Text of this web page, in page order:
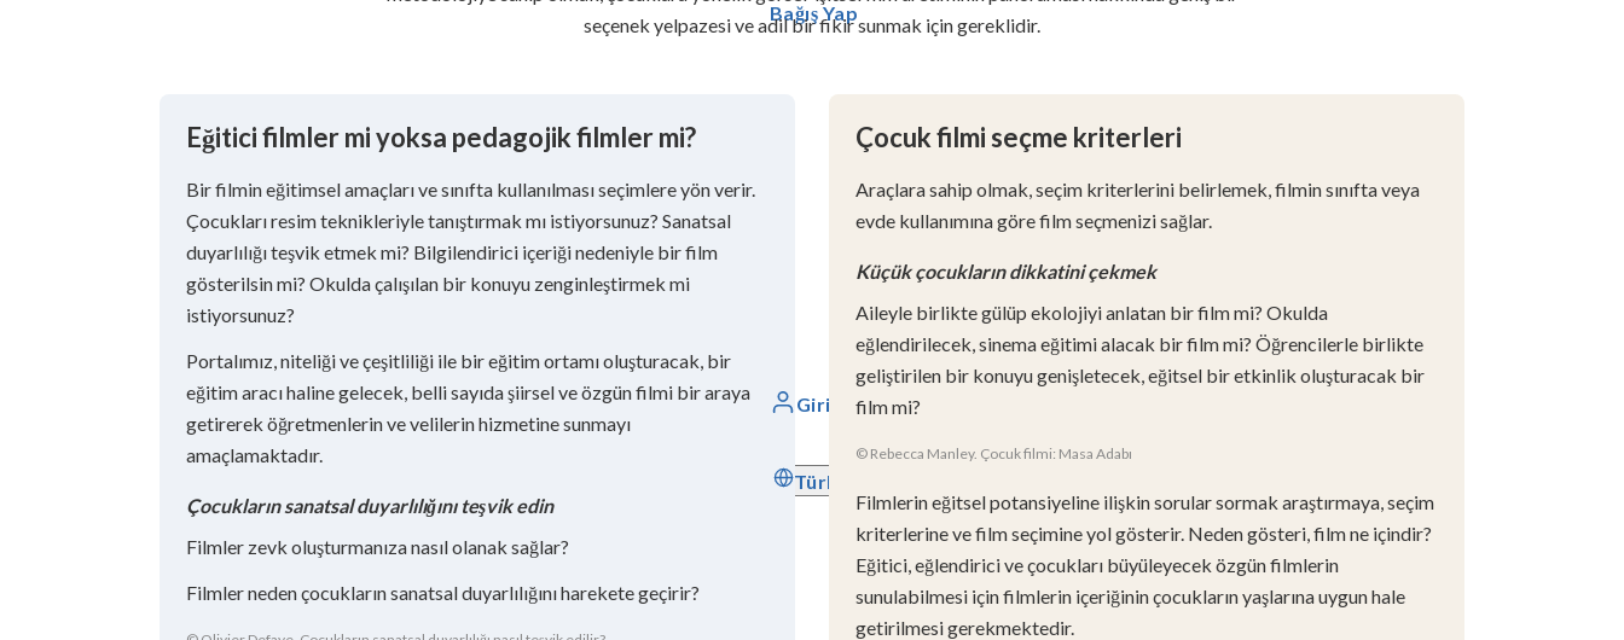
Bağış Yap
Giriş yap
Türkçe
seçenek yelpazesi ve adil bir fikir sunmak için gereklidir.
Eğitici filmler mi yoksa pedagojik filmler mi?
Bir filmin eğitimsel amaçları ve sınıfta kullanılması seçimlere yön verir.
Çocukları resim teknikleriyle tanıştırmak mı istiyorsunuz? Sanatsal
duyarlılığı teşvik etmek mi? Bilgilendirici içeriği nedeniyle bir film
gösterilsin mi? Okulda çalışılan bir konuyu zenginleştirmek mi
istiyorsunuz?
Portalımız, niteliği ve çeşitliliği ile bir eğitim ortamı oluşturacak, bir
eğitim aracı haline gelecek, belli sayıda şiirsel ve özgün filmi bir araya
getirerek öğretmenlerin ve velilerin hizmetine sunmayı
amaçlamaktadır.
Çocukların sanatsal duyarlılığını teşvik edin
Filmler zevk oluşturmanıza nasıl olanak sağlar?
Filmler neden çocukların sanatsal duyarlılığını harekete geçirir?
Çocuk filmi seçme kriterleri
Araçlara sahip olmak, seçim kriterlerini belirlemek, filmin sınıfta veya
evde kullanımına göre film seçmenizi sağlar.
Küçük çocukların dikkatini çekmek
Aileyle birlikte gülüp ekolojiyi anlatan bir film mi? Okulda
eğlendirilecek, sinema eğitimi alacak bir film mi? Öğrencilerle birlikte
geliştirilen bir konuyu genişletecek, eğitsel bir etkinlik oluşturacak bir
film mi?
© Rebecca Manley. Çocuk filmi: Masa Adabı
Filmlerin eğitsel potansiyeline ilişkin sorular sormak araştırmaya, seçim
kriterlerine ve film seçimine yol gösterir. Neden gösteri, film ne içindir?
Eğitici, eğlendirici ve çocukları büyüleyecek özgün filmlerin
sunulabilmesi için filmlerin içeriğinin çocukların yaşlarına uygun hale
getirilmesi gerekmektedir.